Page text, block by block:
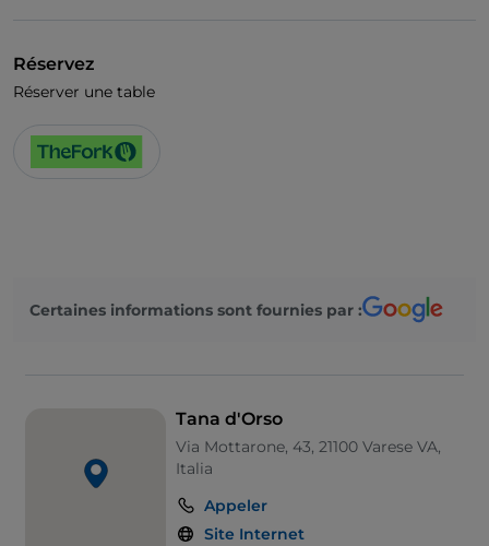
Réservez
Réserver une table
Certaines informations sont fournies par :
Tana d'Orso
Via Mottarone, 43, 21100 Varese VA,
Italia
Appeler
Site Internet